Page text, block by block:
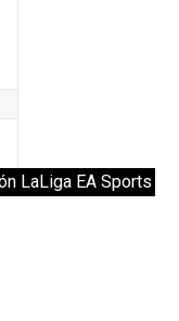
LaLiga EA Sports